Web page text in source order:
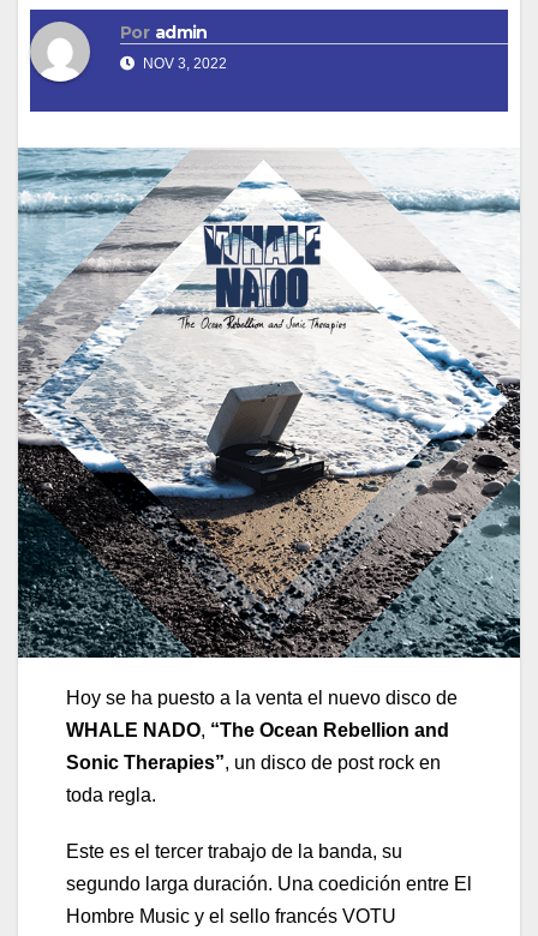
Por admin
NOV 3, 2022
Hoy se ha puesto a la venta el nuevo disco de
WHALE NADO, “The Ocean Rebellion and
Sonic Therapies”, un disco de post rock en
toda regla.
Este es el tercer trabajo de la banda, su
segundo larga duración. Una coedición entre El
Hombre Music y el sello francés VOTU